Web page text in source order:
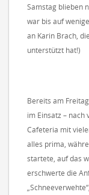
Samstag blieben
war bis auf
an Karin Brach,
unterstützt hat!)
Bereits am
im Einsatz – nach
Cafeteria mit
alles prima,
startete, auf das
erschwerte die